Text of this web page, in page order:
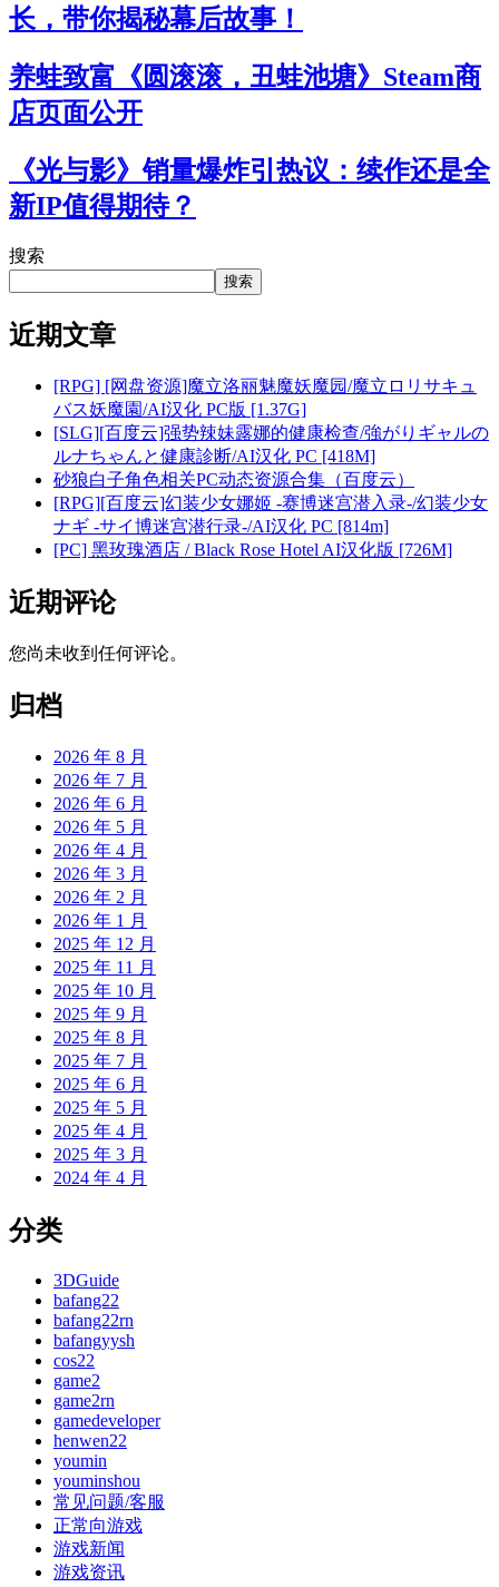
长，带你揭秘幕后故事！
养蛙致富《圆滚滚，丑蛙池塘》Steam商
店页面公开
《光与影》销量爆炸引热议：续作还是全
新IP值得期待？
搜索
搜索
近期文章
[RPG] [网盘资源]魔立洛丽魅魔妖魔园/魔立ロリサキュ
バス妖魔園/AI汉化 PC版 [1.37G]
[SLG][百度云]强势辣妹露娜的健康检查/強がりギャルの
ルナちゃんと健康診断/AI汉化 PC [418M]
砂狼白子角色相关PC动态资源合集（百度云）
[RPG][百度云]幻装少女娜姬 -赛博迷宫潜入录-/幻装少女
ナギ -サイ博迷宫潜行录-/AI汉化 PC [814m]
[PC] 黑玫瑰酒店 / Black Rose Hotel AI汉化版 [726M]
近期评论
您尚未收到任何评论。
归档
2026 年 8 月
2026 年 7 月
2026 年 6 月
2026 年 5 月
2026 年 4 月
2026 年 3 月
2026 年 2 月
2026 年 1 月
2025 年 12 月
2025 年 11 月
2025 年 10 月
2025 年 9 月
2025 年 8 月
2025 年 7 月
2025 年 6 月
2025 年 5 月
2025 年 4 月
2025 年 3 月
2024 年 4 月
分类
3DGuide
bafang22
bafang22rn
bafangyysh
cos22
game2
game2rn
gamedeveloper
henwen22
youmin
youminshou
常见问题/客服
正常向游戏
游戏新闻
游戏资讯